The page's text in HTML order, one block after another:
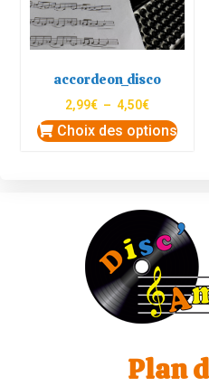
accordeon_disco
2,99€ – 4,50€
Choix des options
Plan